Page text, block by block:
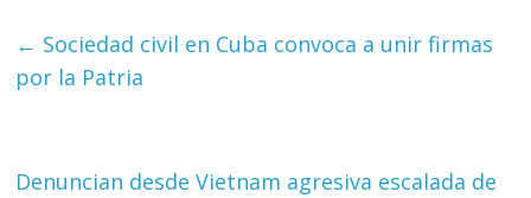
← Sociedad civil en Cuba convoca a unir firmas
por la Patria
Denuncian desde Vietnam agresiva escalada de